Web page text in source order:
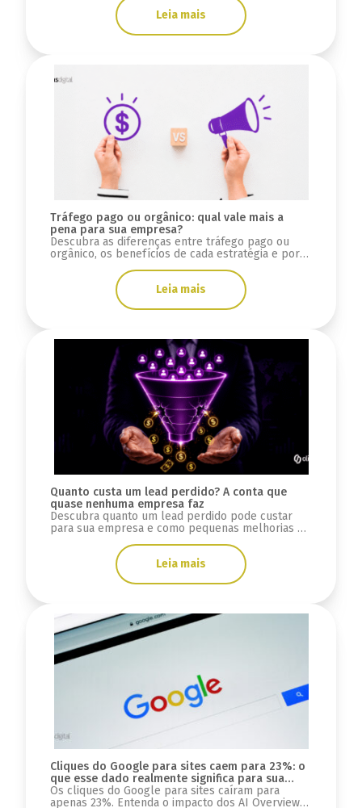
Leia mais
Tráfego pago ou orgânico: qual vale mais a
pena para sua empresa?
Descubra as diferenças entre tráfego pago ou
orgânico, os benefícios de cada estratégia e por
Leia mais
Quanto custa um lead perdido? A conta que
quase nenhuma empresa faz
Descubra quanto um lead perdido pode custar
para sua empresa e como pequenas melhorias na
Leia mais
Cliques do Google para sites caem para 23%: o
que esse dado realmente significa para sua
estratégia digital?
Os cliques do Google para sites caíram para
apenas 23%. Entenda o impacto dos AI Overviews,